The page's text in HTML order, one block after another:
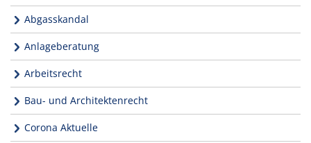
Abgasskandal
Anlageberatung
Arbeitsrecht
Bau- und Architektenrecht
Corona Aktuelle